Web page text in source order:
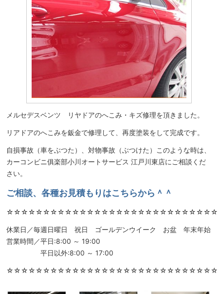
メルセデスベンツ リヤドアのへこみ・キズ修理を頂きました。
リアドアのへこみを鈑金で修理して、再度塗装をして完成です。
自損事故（車をぶつた）、対物事故（ぶつけた）このような時は、
カーコンビニ俱楽部小川オートサービス 江戸川東店にご相談くだ
さい。
ご相談、各種お見積もりはこちらから＾＾
休業日／毎週日曜日 祝日 ゴールデンウイーク お盆 年末年始
営業時間／平日:8:00 ～ 19:00
平日以外:8:00 ～ 17:00